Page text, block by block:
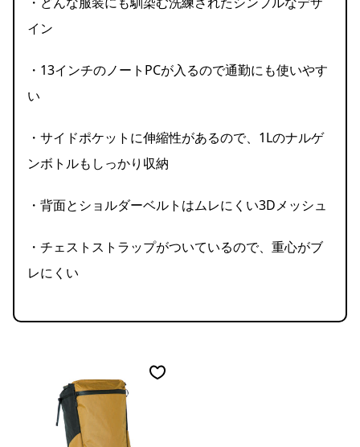
イン
・13インチのノートPCが入るので通勤にも使いやす
い
・サイドポケットに伸縮性があるので、1Lのナルゲ
ンボトルもしっかり収納
・背面とショルダーベルトはムレにくい3Dメッシュ
・チェストストラップがついているので、重心がブ
レにくい